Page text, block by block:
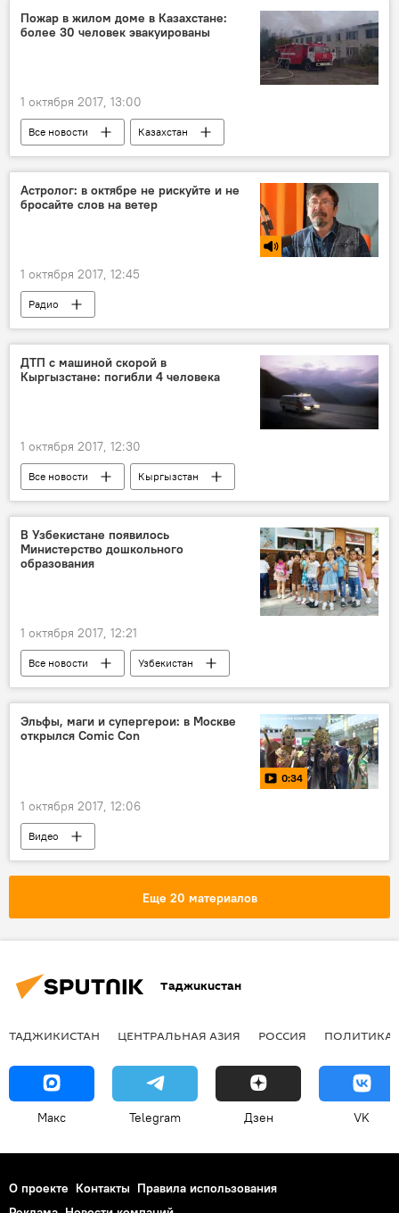
Пожар в жилом доме в Казахстане:
более 30 человек эвакуированы
1 октября 2017, 13:00
Все новости
Казахстан
Центральная Азия
Астролог: в октябре не рискуйте и не
бросайте слов на ветер
1 октября 2017, 12:45
Радио
Гороскопы и астрологические прогнозы для всех знаков зодиака на 2026 год
ДТП с машиной скорой в
Кыргызстане: погибли 4 человека
1 октября 2017, 12:30
Все новости
Кыргызстан
Центральная Азия
В Узбекистане появилось
Министерство дошкольного
образования
1 октября 2017, 12:21
Все новости
Узбекистан
Центральная Азия
Образование
Эльфы, маги и супергерои: в Москве
открылся Comic Con
0:34
1 октября 2017, 12:06
Видео
Еще 20 материалов
Таджикистан
ТАДЖИКИСТАН ЦЕНТРАЛЬНАЯ АЗИЯ РОССИЯ ПОЛИТИКА
Макс Telegram Дзен VK
О проекте Контакты Правила использования